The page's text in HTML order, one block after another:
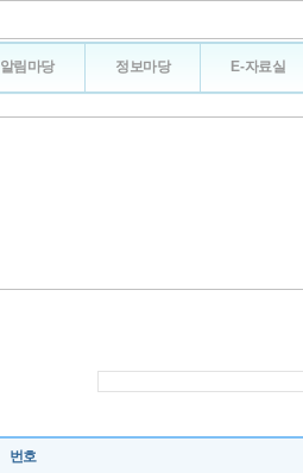
알림마당 정보마당 E-자료실
번호